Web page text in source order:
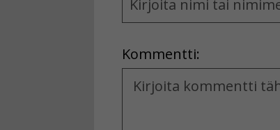
and
Kommentti:
Kommentti